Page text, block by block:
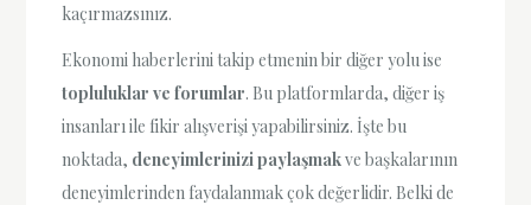
kaçırmazsınız.
Ekonomi haberlerini takip etmenin bir diğer yolu ise
topluluklar ve forumlar. Bu platformlarda, diğer iş
insanları ile fikir alışverişi yapabilirsiniz. İşte bu
noktada, deneyimlerinizi paylaşmakve başkalarının
deneyimlerinden faydalanmak çok değerlidir. Belki de